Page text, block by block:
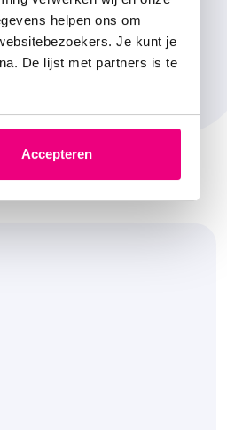
helpen ons om
Je kunt je
De lijst met partners is te
Accepteren
Actrice en zangeres,
(Foto: Isabel